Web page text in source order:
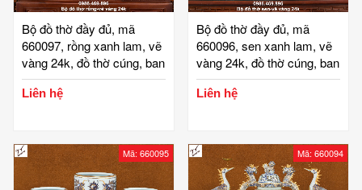
Bộ đồ thờ đầy đủ, mã
660097, rồng xanh lam, vẽ
vàng 24k, đồ thờ cúng, ban
gia tiên, tài địa, phật, ông
táo, gốm bát tràng, tinh vân
Liên hệ
Bộ đồ thờ đầy đủ, mã
660096, sen xanh lam, vẽ
vàng 24k, đồ thờ cúng, ban
gia tiên, tài địa, phật, ông
táo, gốm bát tràng, tinh vân
Liên hệ
Mã: 660095 Mã: 660094